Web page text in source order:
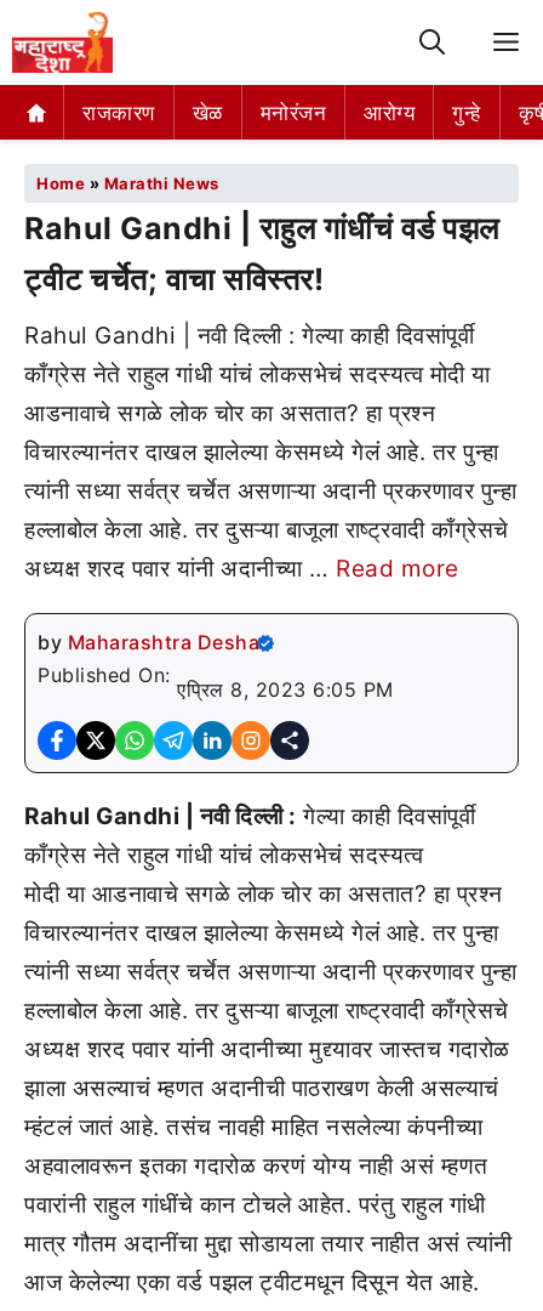
राजकारण खेळ मनोरंजन आरोग्य गुन्हे
Home » Marathi News
Rahul Gandhi | राहुल गांधींचं वर्ड पझल
ट्वीट चर्चेत; वाचा सविस्तर!
Rahul Gandhi | नवी दिल्ली : गेल्या काही दिवसांपूर्वी
काँग्रेस नेते राहुल गांधी यांचं लोकसभेचं सदस्यत्व मोदी या
आडनावाचे सगळे लोक चोर का असतात? हा प्रश्न
विचारल्यानंतर दाखल झालेल्या केसमध्ये गेलं आहे. तर पुन्हा
त्यांनी सध्या सर्वत्र चर्चेत असणाऱ्या अदानी प्रकरणावर पुन्हा
हल्लाबोल केला आहे. तर दुसऱ्या बाजूला राष्ट्रवादी काँग्रेसचे
अध्यक्ष शरद पवार यांनी अदानीच्या … Read more
by Maharashtra Desha
Published On:
एप्रिल 8, 2023 6:05 PM
Rahul Gandhi | नवी दिल्ली : गेल्या काही दिवसांपूर्वी
काँग्रेस नेते राहुल गांधी यांचं लोकसभेचं सदस्यत्व
मोदी या आडनावाचे सगळे लोक चोर का असतात? हा प्रश्न
विचारल्यानंतर दाखल झालेल्या केसमध्ये गेलं आहे. तर पुन्हा
त्यांनी सध्या सर्वत्र चर्चेत असणाऱ्या अदानी प्रकरणावर पुन्हा
हल्लाबोल केला आहे. तर दुसऱ्या बाजूला राष्ट्रवादी काँग्रेसचे
अध्यक्ष शरद पवार यांनी अदानीच्या मुद्द्यावर जास्तच गदारोळ
झाला असल्याचं म्हणत अदानीची पाठराखण केली असल्याचं
म्हंटलं जातं आहे. तसंच नावही माहित नसलेल्या कंपनीच्या
अहवालावरून इतका गदारोळ करणं योग्य नाही असं म्हणत
पवारांनी राहुल गांधींचे कान टोचले आहेत. परंतु राहुल गांधी
मात्र गौतम अदानींचा मुद्दा सोडायला तयार नाहीत असं त्यांनी
आज केलेल्या एका वर्ड पझल ट्वीटमधून दिसून येत आहे.